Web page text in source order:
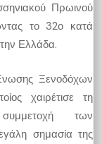
Πρωινού
το 32ο κατά
Ελλάδα.
Ξενοδόχων
χαιρέτισε τη
των
σημασία της